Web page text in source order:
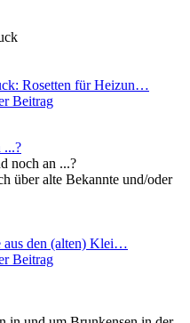
Rosetten für Heizun…
Beitrag
...?
noch an ...?
über alte Bekannte und/oder
aus den (alten) Klei…
Beitrag